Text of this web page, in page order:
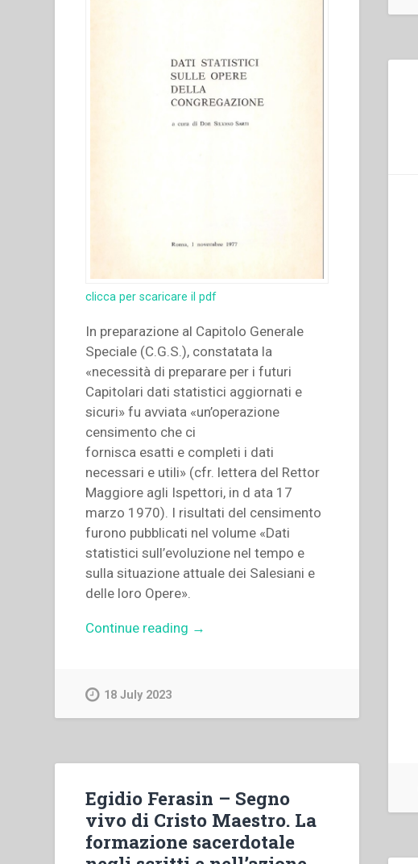
2010”
clicca per scaricare il pdf
In preparazione al Capitolo Generale
Speciale (C.G.S.), constatata la
«necessità di preparare per i futuri
Capitolari dati statistici aggiornati e
sicuri» fu avviata «un’operazione
censimento che ci
fornisca esatti e completi i dati
necessari e utili» (cfr. lettera del Rettor
Maggiore agli Ispettori, in d ata 17
marzo 1970). I risultati del censimento
furono pubblicati nel volume «Dati
statistici sull’evoluzione nel tempo e
sulla situazione attuale dei Salesiani e
delle loro Opere».
Continue reading “Silvano
della
congregazione”
→
18 July 2023
Egidio Ferasin – Segno
vivo di Cristo Maestro. La
formazione sacerdotale